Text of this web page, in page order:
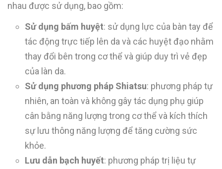
nhau được sử dụng, bao gồm:
Sử dụng bấm huyệt: sử dụng lực của bàn tay để
tác động trực tiếp lên da và các huyệt đạo nhằm
thay đổi bên trong cơ thể và giúp duy trì vẻ đẹp
của làn da.
Sử dụng phương pháp Shiatsu: phương pháp tự
nhiên, an toàn và không gây tác dụng phụ giúp
cân bằng năng lượng trong cơ thể và kích thích
sự lưu thông năng lượng để tăng cường sức
khỏe.
Lưu dẫn bạch huyết: phương pháp trị liệu tự